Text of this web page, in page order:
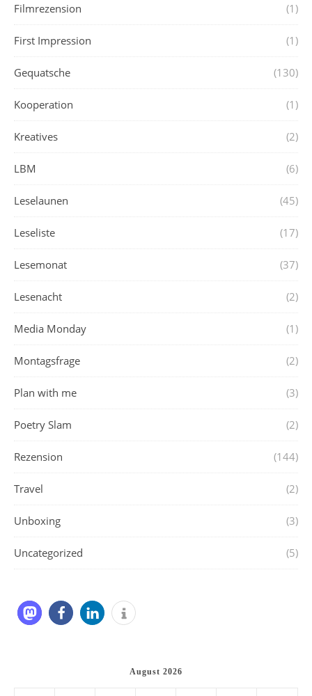
Filmrezension (1)
First Impression (1)
Gequatsche (130)
Kooperation (1)
Kreatives (2)
LBM (6)
Leselaunen (45)
Leseliste (17)
Lesemonat (37)
Lesenacht (2)
Media Monday (1)
Montagsfrage (2)
Plan with me (3)
Poetry Slam (2)
Rezension (144)
Travel (2)
Unboxing (3)
Uncategorized (5)
August 2026